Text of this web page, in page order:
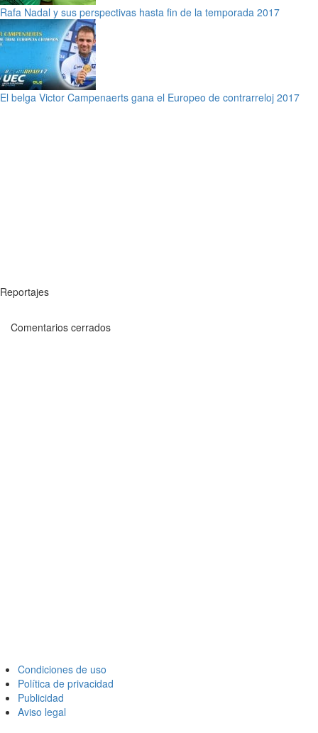
Rafa Nadal y sus perspectivas hasta fin de la temporada 2017
El belga Victor Campenaerts gana el Europeo de contrarreloj 2017
Reportajes
Comentarios cerrados
Condiciones de uso
Política de privacidad
Publicidad
Aviso legal